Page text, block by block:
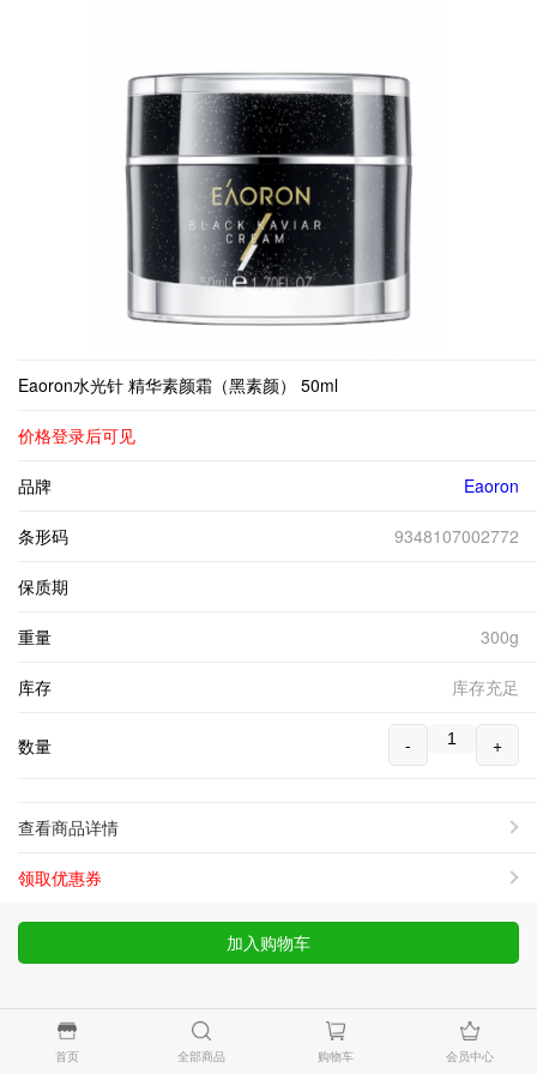
Eaoron水光针 精华素颜霜（黑素颜） 50ml
价格登录后可见
品牌 Eaoron
条形码 9348107002772
保质期
重量 300g
库存 库存充足
数量 +
-
查看商品详情
领取优惠券
加入购物车
首页 全部商品 购物车 会员中心